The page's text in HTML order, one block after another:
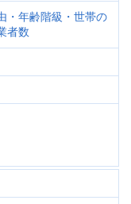
・年齢階級・世帯の
者数